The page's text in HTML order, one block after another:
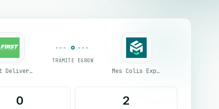
First Delivery Group
TRAMITE EGROW
Mes Colis Express
0 2